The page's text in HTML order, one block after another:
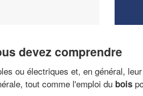
devez comprendre
ou électriques et, en général,
tout comme l'emploi du bois